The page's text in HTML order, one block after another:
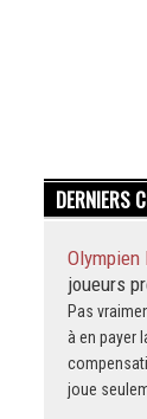
DERNIERS
Olympien
joueurs
Pas
à en payer
joue